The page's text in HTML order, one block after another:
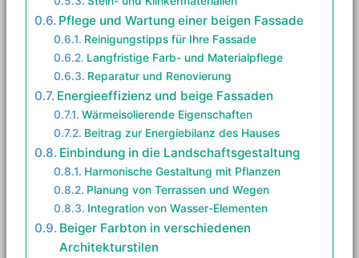
Pflege und Wartung einer beigen Fassade
Reinigungstipps für Ihre Fassade
Langfristige Farb- und Materialpflege
Reparatur und Renovierung
Energieeffizienz und beige Fassaden
Wärmeisolierende Eigenschaften
Beitrag zur Energiebilanz des Hauses
Einbindung in die Landschaftsgestaltung
Harmonische Gestaltung mit Pflanzen
Planung von Terrassen und Wegen
Integration von Wasser-Elementen
Beiger Farbton in verschiedenen
Architekturstilen